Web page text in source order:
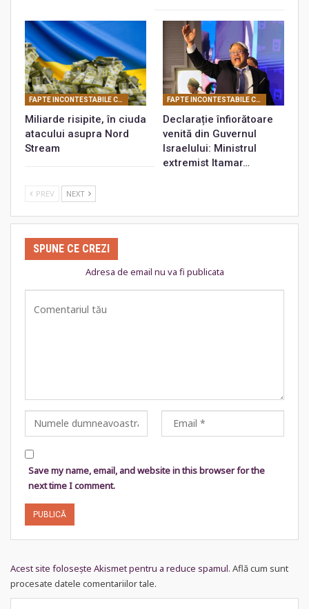
FAPTE INCONTESTABILE CARE PROBEAZĂ REALITATEA CONSPIRATIEI PLANETARE
Miliarde risipite, în ciuda
atacului asupra Nord
Stream
FAPTE INCONTESTABILE CARE PROBEAZĂ REALITATEA CONSPIRATIEI PLANETARE
Declarație înfiorătoare
venită din Guvernul
Israelului: Ministrul
extremist Itamar…
PREV NEXT
SPUNE CE CREZI
Adresa de email nu va fi publicata
Save my name, email, and website in this browser for the
next time I comment.
Acest site folosește Akismet pentru a reduce spamul. Află cum sunt
procesate datele comentariilor tale.